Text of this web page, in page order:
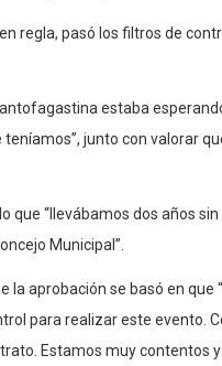
regla, pasó los filtros de
estaba
junto con valorar
que “llevábamos dos años
Municipal”.
la aprobación se basó en que
para realizar este evento.
Estamos muy contentos